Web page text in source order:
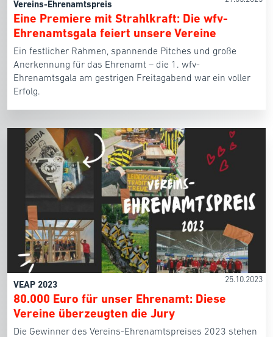
Vereins-Ehrenamtspreis
Eine Premiere mit Strahlkraft: Die wfv-
Ehrenamtsgala feiert unsere Vereine
Ein festlicher Rahmen, spannende Pitches und große
Anerkennung für das Ehrenamt – die 1. wfv-
Ehrenamtsgala am gestrigen Freitagabend war ein voller
Erfolg.
25.10.2023
VEAP 2023
80.000 Euro für unser Ehrenamt: Diese
Vereine überzeugten die Jury
Die Gewinner des Vereins-Ehrenamtspreises 2023 stehen